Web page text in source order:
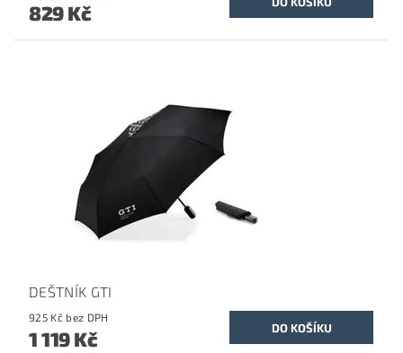
829 Kč
DEŠTNÍK GTI
925 Kč bez DPH
1 119 Kč